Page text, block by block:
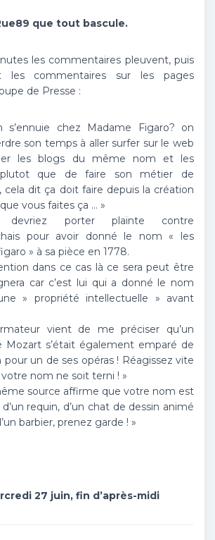
que tout bascule.
les commentaires pleuvent, puis
les commentaires sur les pages
de Presse :
s’ennuie chez Madame Figaro? on
son temps à aller surfer sur le web
les blogs du même nom et les
que de faire son métier de
cela dit ça doit faire depuis la création
vous faites ça … »
porter plainte contre
pour avoir donné le nom « les
» à sa pièce en 1778.
dans ce cas là ce sera peut être
car c’est lui qui a donné le nom
» propriété intellectuelle » avant
vient de me préciser qu’un
Mozart s’était également emparé de
un de ses opéras ! Réagissez vite
nom ne soit terni ! »
source affirme que votre nom est
requin, d’un chat de dessin animé
barbier, prenez garde ! »
27 juin, fin d’après-midi